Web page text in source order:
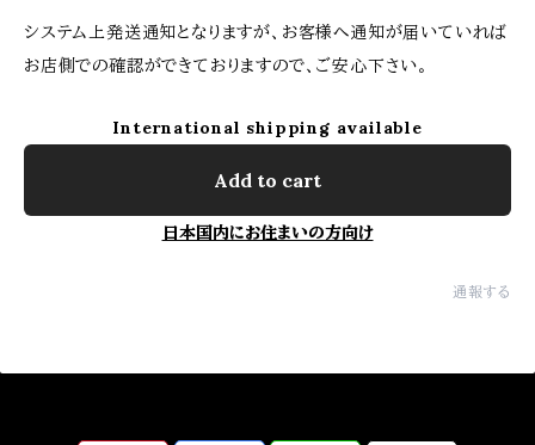
システム上発送通知となりますが、お客様へ通知が届いていれば
お店側での確認ができておりますので、ご安心下さい。
International shipping available
Add to cart
日本国内にお住まいの方向け
通報する